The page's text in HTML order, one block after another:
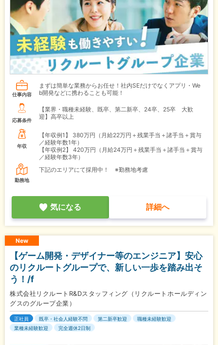
仕事内容
まずは簡単な業務からお任せ！社内SEだけでなくアプリ・We
b開発などに携わることも可能！
応募条件
【業界・職種未経験、既卒、第二新卒、24卒、25卒 大歓
迎】高卒以上
年収
【年収例1】
380万円（月給22万円＋残業手当＋諸手当＋賞与
／経験年数1年）
【年収例2】
420万円（月給24万円＋残業手当＋諸手当＋賞与
／経験年数3年）
勤務地
下記のエリアにて採用中！ ※勤務地考慮
気になる 詳細へ
New
【ゲーム開発・デザイナー等のエンジニア】安心
のリクルートグループで、新しい一歩を踏み出そ
う！/f
株式会社リクルートR&Dスタッフィング（リクルートホールディン
グスのグループ企業）
正社員 既卒・社会人経験不問 第二新卒歓迎
職種未経験歓迎
業種未経験歓迎
完全週休2日制